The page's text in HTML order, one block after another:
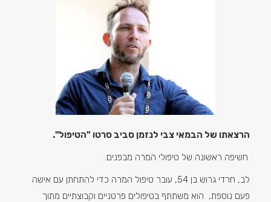
הרצאתו של הבמאי צבי לנזמן סביב סרטו "הטיפול".
חשיפה ראשונה של טיפולי המרה מבפנים.
לב, חרדי גרוש בן 54, עובר טיפול המרה כדי להתחתן עם אישה
פעם נוספת, הוא משתתף בטיפולים פרטניים וקבוצתיים מתוך